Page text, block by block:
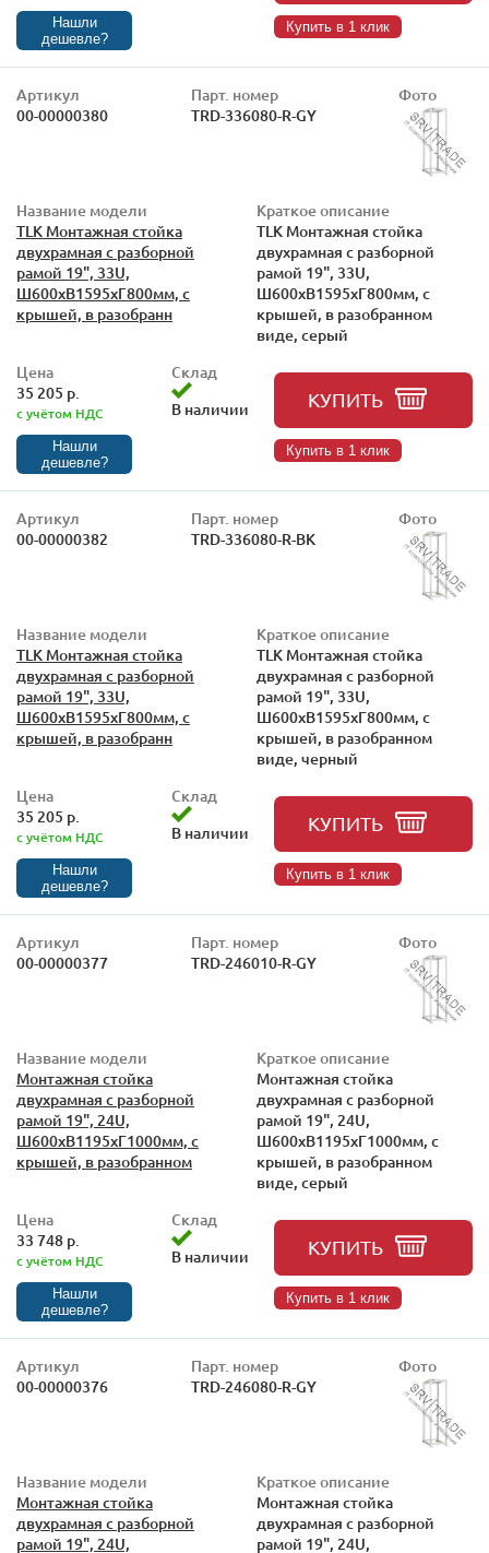
Нашли
дешевле?
Купить в 1 клик
Артикул
00-00000380
Парт. номер
TRD-336080-R-GY
Фото
Название модели
TLK Монтажная стойка
двухрамная с разборной
рамой 19", 33U,
Ш600xВ1595xГ800мм, с
крышей, в разобранн
Краткое описание
TLK Монтажная стойка
двухрамная с разборной
рамой 19", 33U,
Ш600xВ1595xГ800мм, с
крышей, в разобранном
виде, серый
Цена
35 205 р.
с учётом НДС
Нашли
дешевле?
Склад
В наличии
КУПИТЬ
Купить в 1 клик
Артикул
00-00000382
Парт. номер
TRD-336080-R-BK
Фото
Название модели
TLK Монтажная стойка
двухрамная с разборной
рамой 19", 33U,
Ш600xВ1595xГ800мм, с
крышей, в разобранн
Краткое описание
TLK Монтажная стойка
двухрамная с разборной
рамой 19", 33U,
Ш600xВ1595xГ800мм, с
крышей, в разобранном
виде, черный
Цена
35 205 р.
с учётом НДС
Нашли
дешевле?
Склад
В наличии
КУПИТЬ
Купить в 1 клик
Артикул
00-00000377
Парт. номер
TRD-246010-R-GY
Фото
Название модели
Монтажная стойка
двухрамная с разборной
рамой 19", 24U,
Ш600xВ1195xГ1000мм, с
крышей, в разобранном
Краткое описание
Монтажная стойка
двухрамная с разборной
рамой 19", 24U,
Ш600xВ1195xГ1000мм, с
крышей, в разобранном
виде, серый
Цена
33 748 р.
с учётом НДС
Нашли
дешевле?
Склад
В наличии
КУПИТЬ
Купить в 1 клик
Артикул
00-00000376
Парт. номер
TRD-246080-R-GY
Фото
Название модели
Монтажная стойка
двухрамная с разборной
рамой 19", 24U,
Краткое описание
Монтажная стойка
двухрамная с разборной
рамой 19", 24U,